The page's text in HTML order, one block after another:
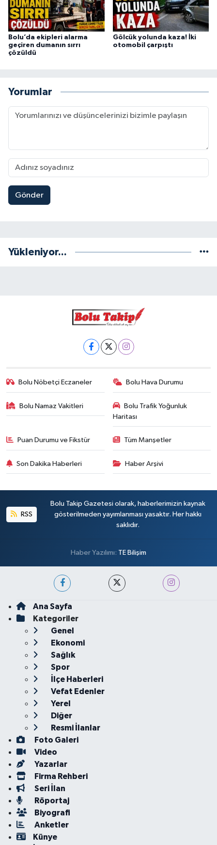
Bolu’da ekipleri alarma
geçiren dumanın sırrı
çözüldü
Gölcük yolunda kaza! İki
otomobil çarpıştı
Yorumlar
Gönder
Yükleniyor...
Bolu Nöbetçi Eczaneler Bolu Hava Durumu
Bolu Namaz Vakitleri
Bolu Trafik Yoğunluk
Haritası
Puan Durumu ve Fikstür Tüm Manşetler
Son Dakika Haberleri Haber Arşivi
RSS
Bolu Takip Gazetesi olarak, haberlerimizin kaynak
gösterilmeden yayımlanması yasaktır. Her hakkı
saklıdır.
Haber Yazılımı: TE Bilişim
Ana Sayfa
Kategoriler
Genel
Ekonomi
Sağlık
Spor
İlçe Haberleri
Vefat Edenler
Yerel
Diğer
Resmi İlanlar
Foto Galeri
Video
Yazarlar
Firma Rehberi
Seri İlan
Röportaj
Biyografi
Anketler
Künye